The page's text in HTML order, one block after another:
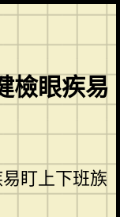
檢眼疾易
盯上下班族